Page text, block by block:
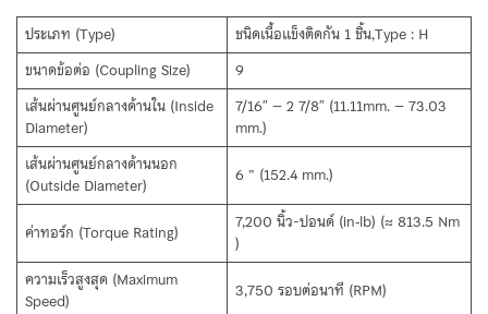
ประเภท (Type)
ชนิดเนื้อแข็งติดกัน 1 ชิ้น,Type : H
ขนาดข้อต่อ (Coupling Size)
9
เส้นผ่านศูนย์กลางด้านใน (Inside
Diameter)
7/16″ – 2 7/8″ (11.11mm. – 73.03
mm.)
เส้นผ่านศูนย์กลางด้านนอก
(Outside Diameter)
6 ” (152.4 mm.)
ค่าทอร์ก (Torque Rating)
7,200 นิ้ว-ปอนด์ (in‑lb) (≈ 813.5 Nm
)
ความเร็วสูงสุด (Maximum
Speed)
3,750 รอบต่อนาที (RPM)